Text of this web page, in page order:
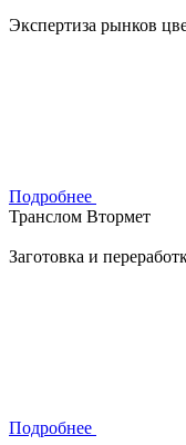
Экспертиза рынков
Подробнее
Транслом Втормет
Заготовка и
Подробнее